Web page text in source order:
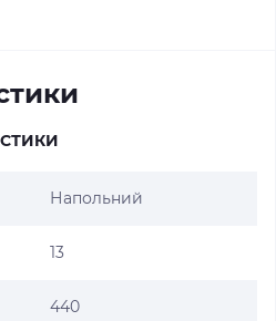
Напольний
13
440